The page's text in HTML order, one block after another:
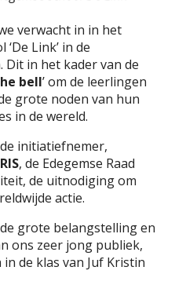
verwacht in in het
Link’ in de
Dit in het kader van de
bell’ om de leerlingen
grote noden van hun
in de wereld.
initiatiefnemer,
, de Edegemse Raad
de uitnodiging om
actie.
grote belangstelling en
ons zeer jong publiek,
de klas van Juf Kristin